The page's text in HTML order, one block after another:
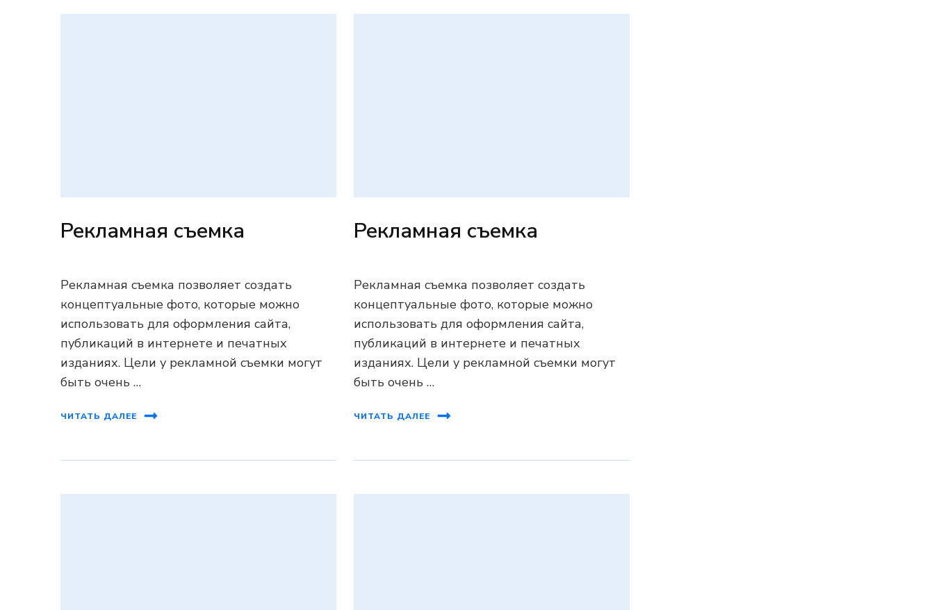
Рекламная съемка
Рекламная съемка позволяет создать
концептуальные фото, которые можно
использовать для оформления сайта,
публикаций в интернете и печатных
изданиях. Цели у рекламной съемки могут
быть очень …
ЧИТАТЬ ДАЛЕЕ
Рекламная съемка
Рекламная съемка позволяет создать
концептуальные фото, которые можно
использовать для оформления сайта,
публикаций в интернете и печатных
изданиях. Цели у рекламной съемки могут
быть очень …
ЧИТАТЬ ДАЛЕЕ